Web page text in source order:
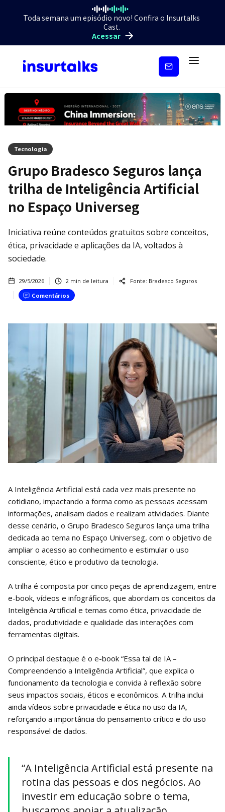
Toda semana um episódio novo! Confira o Insurtalks
Cast.
Acessar
Inscreva-
Tecnologia
Grupo Bradesco Seguros lança
trilha de Inteligência Artificial
no Espaço Universeg
Iniciativa reúne conteúdos gratuitos sobre conceitos,
ética, privacidade e aplicações da IA, voltados à
sociedade.
29/5/2026 2 min de leitura Fonte: Bradesco Seguros
Comentários
A Inteligência Artificial está cada vez mais presente no
cotidiano, impactando a forma como as pessoas acessam
informações, analisam dados e realizam atividades. Diante
desse cenário, o Grupo Bradesco Seguros lança uma trilha
dedicada ao tema no Espaço Universeg, com o objetivo de
ampliar o acesso ao conhecimento e estimular o uso
consciente, ético e produtivo da tecnologia.
A trilha é composta por cinco peças de aprendizagem, entre
e-book, vídeos e infográficos, que abordam os conceitos da
Inteligência Artificial e temas como ética, privacidade de
dados, produtividade e qualidade das interações com
ferramentas digitais.
O principal destaque é o e-book “Essa tal de IA –
Compreendendo a Inteligência Artificial”, que explica o
funcionamento da tecnologia e convida à reflexão sobre
seus impactos sociais, éticos e econômicos. A trilha inclui
ainda vídeos sobre privacidade e ética no uso da IA,
reforçando a importância do pensamento crítico e do uso
responsável de dados.
“A Inteligência Artificial está presente na
rotina das pessoas e dos negócios. Ao
investir em educação sobre o tema,